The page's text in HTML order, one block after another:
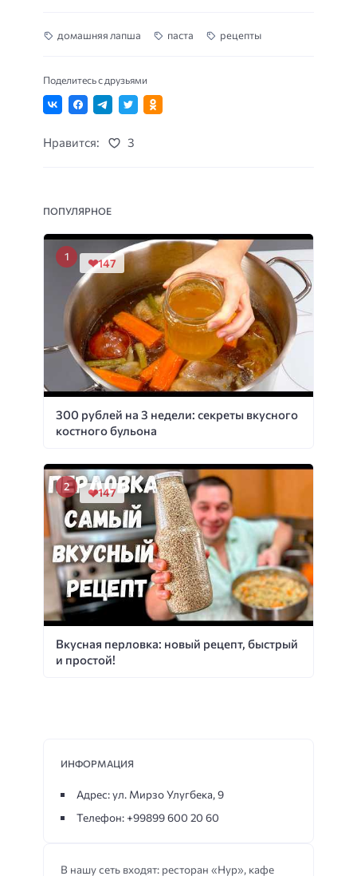
домашняя лапша паста рецепты
Поделитесь с друзьями
Нравится: 3
ПОПУЛЯРНОЕ
300 рублей на 3 недели: секреты вкусного
костного бульона
147
Вкусная перловка: новый рецепт, быстрый
и простой!
147
В нашу сеть входят: ресторан «Нур», кафе
ИНФОРМАЦИЯ
Адрес: ул. Мирзо Улугбека, 9
Телефон: +99899 600 20 60